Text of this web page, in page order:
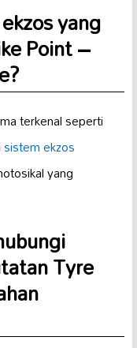
yang
Point –
terkenal seperti
sistem ekzos
yang
Tyre